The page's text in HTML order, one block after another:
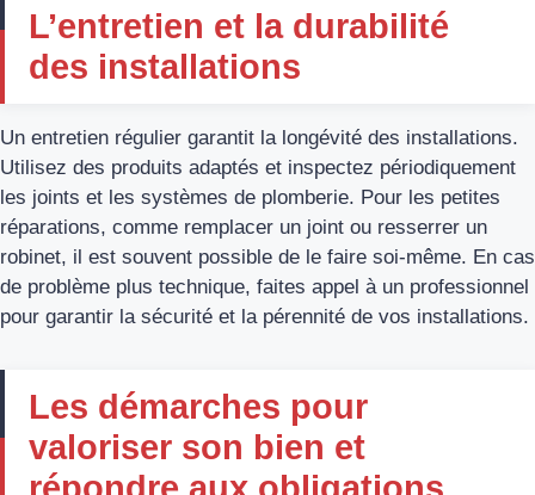
L’entretien et la durabilité
des installations
Un entretien régulier garantit la longévité des installations.
Utilisez des produits adaptés et inspectez périodiquement
les joints et les systèmes de plomberie. Pour les petites
réparations, comme remplacer un joint ou resserrer un
robinet, il est souvent possible de le faire soi-même. En cas
de problème plus technique, faites appel à un professionnel
pour garantir la sécurité et la pérennité de vos installations.
Les démarches pour
valoriser son bien et